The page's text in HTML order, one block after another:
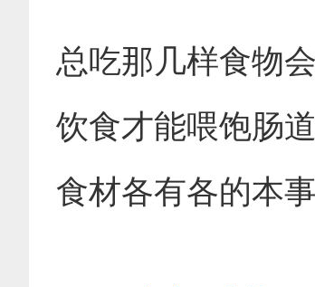
总吃那几样食物
饮食才能喂饱肠
食材各有各的本事